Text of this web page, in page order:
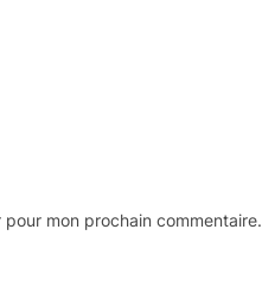
mon prochain commentaire.